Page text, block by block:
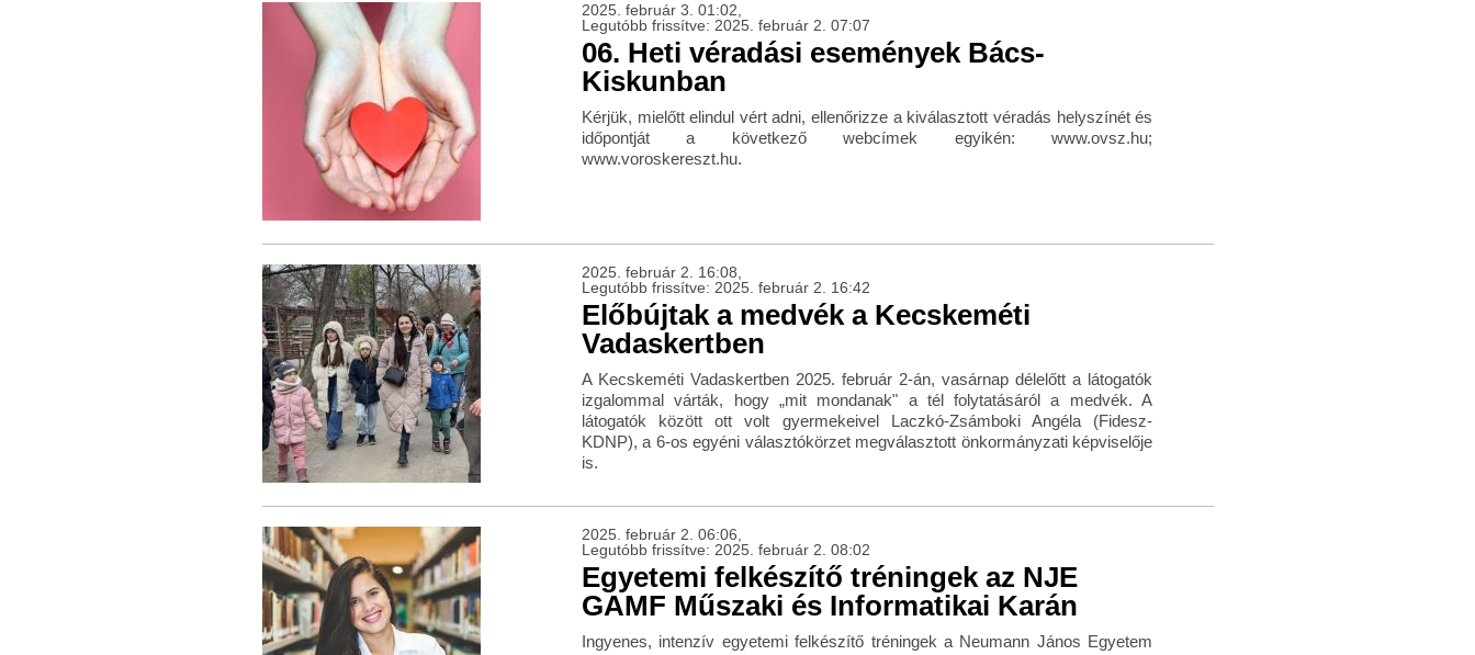
2025. február 3. 01:02,
Legutóbb frissítve: 2025. február 2. 07:07
06. Heti véradási események Bács-
Kiskunban
Kérjük, mielőtt elindul vért adni, ellenőrizze a kiválasztott véradás helyszínét és
időpontját a következő webcímek egyikén: www.ovsz.hu;
www.voroskereszt.hu.
2025. február 2. 16:08,
Legutóbb frissítve: 2025. február 2. 16:42
Előbújtak a medvék a Kecskeméti
Vadaskertben
A Kecskeméti Vadaskertben 2025. február 2-án, vasárnap délelőtt a látogatók
izgalommal várták, hogy „mit mondanak" a tél folytatásáról a medvék. A
látogatók között ott volt gyermekeivel Laczkó-Zsámboki Angéla (Fidesz-
KDNP), a 6-os egyéni választókörzet megválasztott önkormányzati képviselője
is.
2025. február 2. 06:06,
Legutóbb frissítve: 2025. február 2. 08:02
Egyetemi felkészítő tréningek az NJE
GAMF Műszaki és Informatikai Karán
Ingyenes, intenzív egyetemi felkészítő tréningek a Neumann János Egyetem